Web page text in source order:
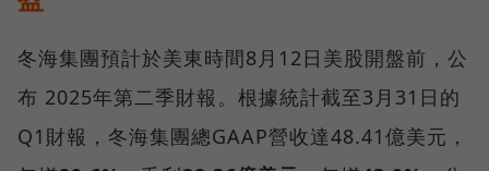
冬海集團預計於美東時間8月12日美股開盤前，公
布 2025年第二季財報。根據統計截至3月31日的
Q1財報，冬海集團總GAAP營收達48.41億美元，